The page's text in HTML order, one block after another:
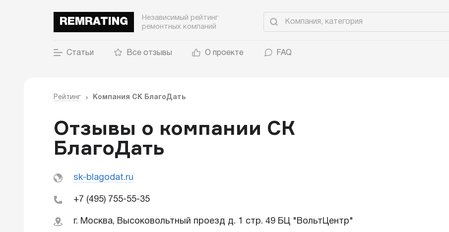
REMRATING
Независимый рейтинг
ремонтных компаний
Статьи Все отзывы О проекте FAQ
Рейтинг Компания СК БлагоДать
Отзывы о компании СК
БлагоДать
sk-blagodat.ru
+7 (495) 755-55-35
г. Москва, Высоковольтный проезд д. 1 стр. 49 БЦ "ВольтЦентр"